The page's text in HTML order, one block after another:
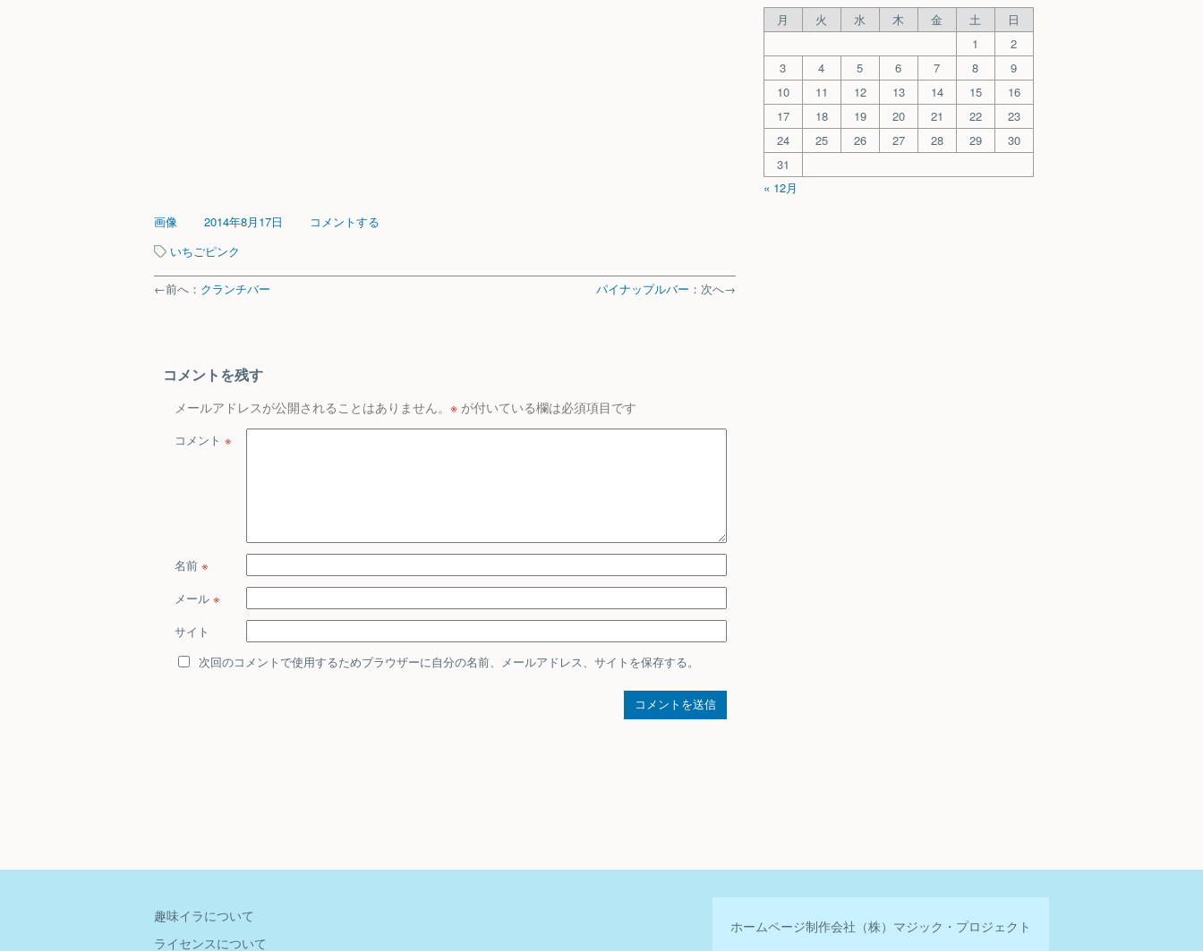
画像 2014年8月17日
コメントする
いちごピンク
←前へ： クランチバー パイナップルバー ：次へ→
コメントを残す
メールアドレスが公開されることはありません。 ※ が付いている欄は必須項目です
コメント ※
名前 ※
メール ※
サイト
次回のコメントで使用するためブラウザーに自分の名前、メールアドレス、サイトを保存する。
月 火 水 木 金 土
日
1
2
3
4 5 6 7 8
9
10
11 12 13 14 15
16
17
18 19 20 21 22
23
24
25 26 27 28 29
30
31
« 12月
趣味イラについて
ライセンスについて
ホームページ制作会社 （株）マジック・プロジェクト